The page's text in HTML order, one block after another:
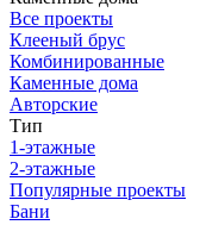
Все проекты
Клееный брус
Комбинированные
Каменные дома
Авторские
Тип
1-этажные
2-этажные
Популярные проекты
Бани